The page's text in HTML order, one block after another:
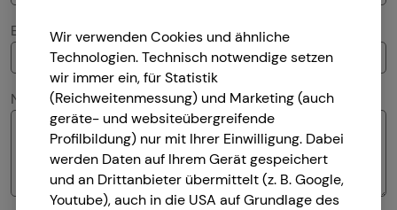
E-Mail
Nachricht
Wir verwenden Cookies und ähnliche
Technologien. Technisch notwendige setzen
wir immer ein, für Statistik
(Reichweitenmessung) und Marketing (auch
geräte- und websiteübergreifende
Profilbildung) nur mit Ihrer Einwilligung. Dabei
werden Daten auf Ihrem Gerät gespeichert
und an Drittanbieter übermittelt (z. B. Google,
Youtube), auch in die USA auf Grundlage des